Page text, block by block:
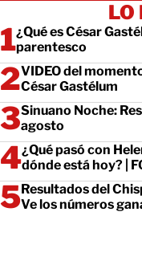
LO
¿Qué es César
parentesco
VIDEO del
César Gastélum
Sinuano Noche:
agosto
¿Qué pasó con
dónde está hoy? |
Resultados del
Ve los números